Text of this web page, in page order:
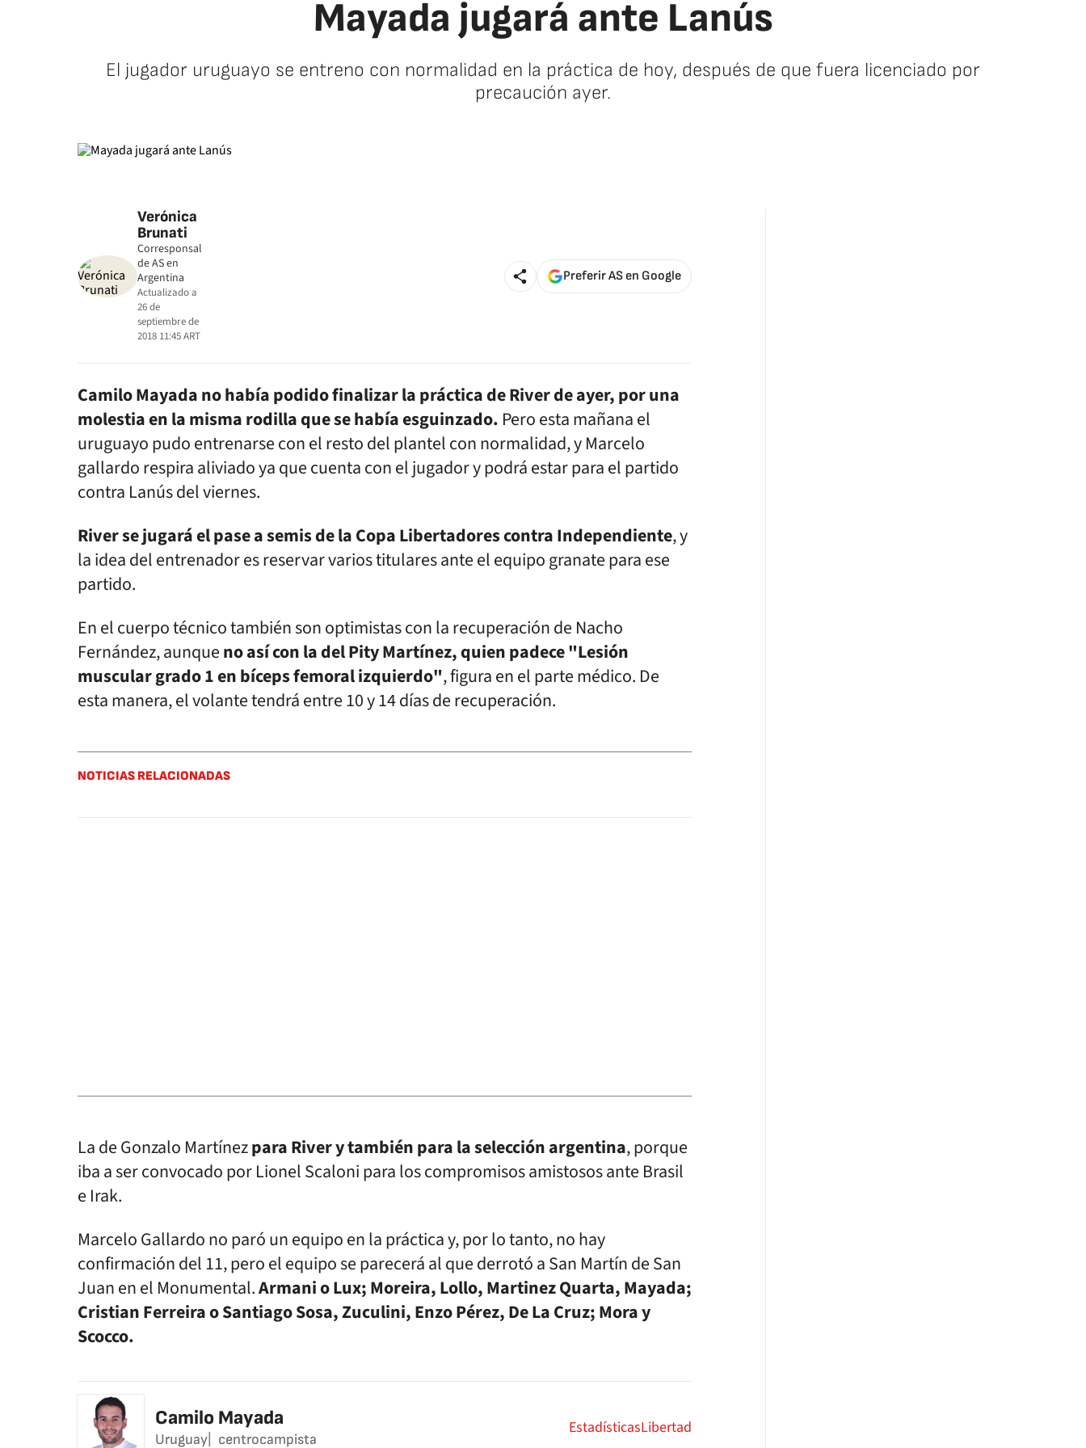
Mayada jugará ante Lanús
El jugador uruguayo se entreno con normalidad en la práctica de hoy, después de que fuera licenciado por
precaución ayer.
Verónica
Brunati
Corresponsal
de AS en
Argentina
Actualizado a
26 de
septiembre de
2018 11:45ART
Preferir AS en Google
Camilo Mayada no había podido finalizar la práctica de River de ayer, por una
molestia en la misma rodilla que se había esguinzado. Pero esta mañana el
uruguayo pudo entrenarse con el resto del plantel con normalidad, y Marcelo
gallardo respira aliviado ya que cuenta con el jugador y podrá estar para el partido
contra Lanús del viernes.
River se jugará el pase a semis de la Copa Libertadores contra Independiente, y
la idea del entrenador es reservar varios titulares ante el equipo granate para ese
partido.
En el cuerpo técnico también son optimistas con la recuperación de Nacho
Fernández, aunqueno así con la del Pity Martínez, quien padece "Lesión
muscular grado 1 en bíceps femoral izquierdo", figura en el parte médico. De
esta manera, el volante tendrá entre 10 y 14 días de recuperación.
NOTICIAS RELACIONADAS
La de Gonzalo Martínezpara River y también para la selección argentina, porque
iba a ser convocado por Lionel Scaloni para los compromisos amistosos ante Brasil
e Irak.
Marcelo Gallardo no paró un equipo en la práctica y, por lo tanto, no hay
confirmación del 11, pero el equipo se parecerá al que derrotó a San Martín de San
Juan en el Monumental.Armani o Lux; Moreira, Lollo, Martinez Quarta, Mayada;
Cristian Ferreira o Santiago Sosa, Zuculini, Enzo Pérez, De La Cruz; Mora y
Scocco.
Camilo Mayada
Uruguay centrocampista
EstadísticasLibertad